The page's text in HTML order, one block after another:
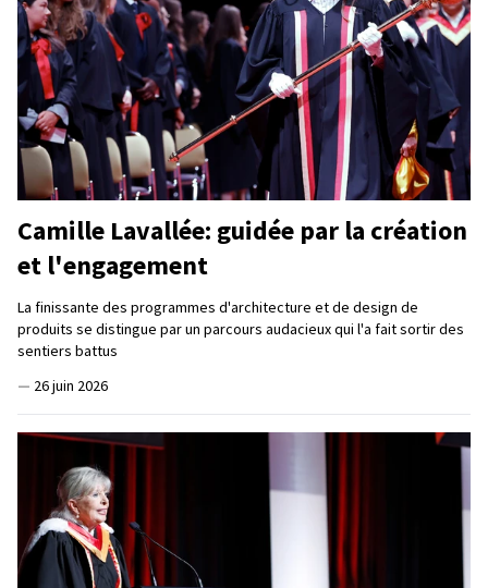
Camille Lavallée: guidée par la création
et l'engagement
La finissante des programmes d'architecture et de design de
produits se distingue par un parcours audacieux qui l'a fait sortir des
sentiers battus
— 26 juin 2026